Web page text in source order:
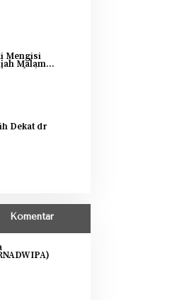
Mengisi
Malam
Helmi
Dekat dr
Komentar